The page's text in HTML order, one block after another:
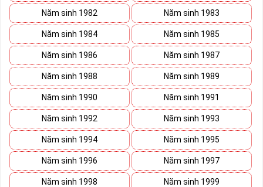
Năm sinh 1982 Năm sinh 1983
Năm sinh 1984 Năm sinh 1985
Năm sinh 1986 Năm sinh 1987
Năm sinh 1988 Năm sinh 1989
Năm sinh 1990 Năm sinh 1991
Năm sinh 1992 Năm sinh 1993
Năm sinh 1994 Năm sinh 1995
Năm sinh 1996 Năm sinh 1997
Năm sinh 1998 Năm sinh 1999